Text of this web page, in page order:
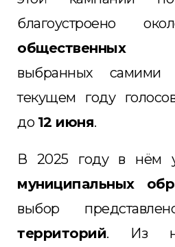
благоустроено
общественных
выбранных самими
текущем году
до 12 июня.
В 2025 году в нём
муниципальных
выбор
территорий. Из